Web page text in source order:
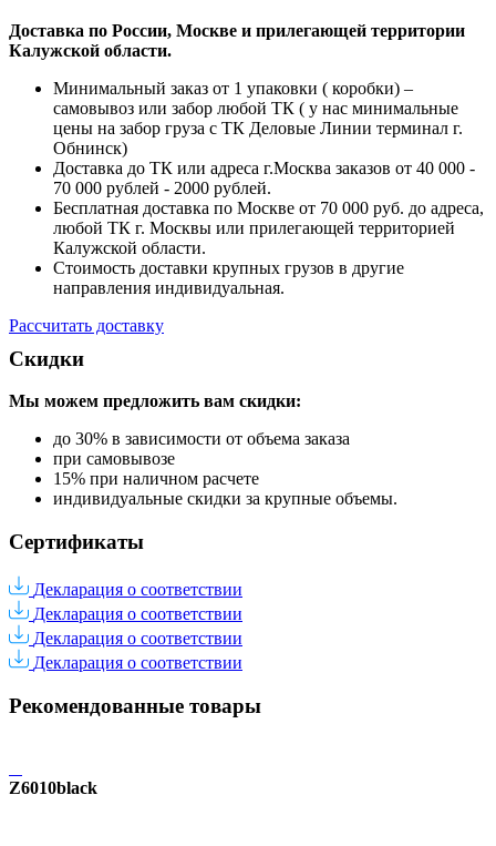
Доставка по России, Москве и прилегающей территории
Калужской области.
Минимальный заказ от 1 упаковки ( коробки) –
самовывоз или забор любой ТК ( у нас минимальные
цены на забор груза с ТК Деловые Линии терминал г.
Обнинск)
Доставка до ТК или адреса г.Москва заказов от 40 000 -
70 000 рублей - 2000 рублей.
Бесплатная доставка по Москве от 70 000 руб. до адреса,
любой ТК г. Москвы или прилегающей территорией
Калужской области.
Стоимость доставки крупных грузов в другие
направления индивидуальная.
Рассчитать доставку
Скидки
Мы можем предложить вам скидки:
до 30% в зависимости от объема заказа
при самовывозе
15% при наличном расчете
индивидуальные скидки за крупные объемы.
Сертификаты
Декларация о соответствии
Декларация о соответствии
Декларация о соответствии
Декларация о соответствии
Рекомендованные товары
Z6010black